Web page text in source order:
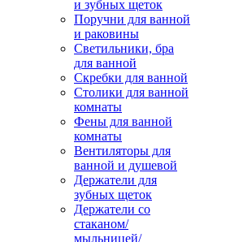
и зубных щеток
Поручни для ванной
и раковины
Светильники, бра
для ванной
Скребки для ванной
Столики для ванной
комнаты
Фены для ванной
комнаты
Вентиляторы для
ванной и душевой
Держатели для
зубных щеток
Держатели со
стаканом/
мыльницей/